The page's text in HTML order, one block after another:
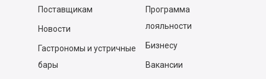
Поставщикам
Новости
Гастрономы и устричные
бары
Программа
лояльности
Бизнесу
Вакансии